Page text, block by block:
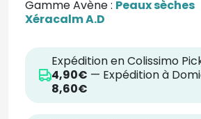
Gamme Avène : Peaux sèches
Xéracalm A.D
Expédition en Colissimo
4,90€ — Expédition à
8,60€